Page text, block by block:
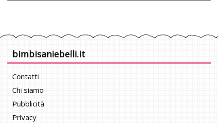
bimbisaniebelli.it
Contatti
Chi siamo
Pubblicità
Privacy